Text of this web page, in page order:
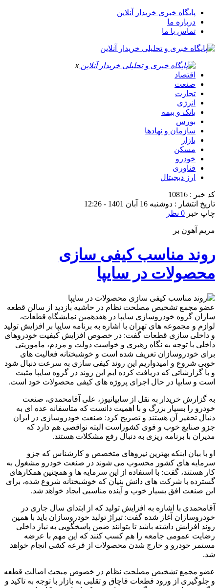
پایگاه خبری خریدار آنلاین
درباره ما
تماس با ما
x
اقتصاد
صنعت
تجارت
انرژی
بانک و بیمه
بورس
سازمان و نهادها
بازار
مسکن
خودرو
فناوری
ارز دیجیتال
کد خبر : 10816
تاریخ انتشار : دوشنبه 16 آبان 1401 - 12:26
چاپ خبر 0 نظر
مریم آهون بر
روند مناسب کیفی سازی
محصولات در سایپا
عضو مجمع تشخیص مصلحت نظام در حاشیه بازدید از سالن قطعه
سازان گروه خودروسازی سایپا در هفدهمین نمایشگاه قطعات،
لوازم و مجموعه های تهران با اشاره به برنامه سایپا بر افزایش تولید
و داخلی سازی قطعات گفت: در خصوص افزایش کیفیت خودروهای
داخلی با توجه به نگاه رهبری و خواست دولت و مردم، ماموریتی
برای خودروسازان تعریف شده است و خوشبختانه فعالیت های
خوبی شروع و امیدواریم این روند کیفی سازی به سرعت دنبال شود
و با گزارشاتی که دریافت کرده ایم این روند در گروه سایپا مثبت
است و سایپا در حال اجرای پروژه های کیفی محصولات خود است.
به گزارش خریدار به نقل از سایپانیوز، علی آقامحمدی، صنعت
خودرو را بسیار بزرگ و با اهمیت دانست که متاسفانه عده ای به
دنبال تحقیر آن هستند و تصریح کرد: صنعت خودروسازی در ایران
جزو صنایع خوب و قوی کشوراست البته نواقصی هم دارد که
مدیران با برنامه ریزی به دنبال رفع مشکلات هستند.
او با بیان اینکه بهترین نیروهای متخصص و کارشناس که جزو
سرمایه های کشور محسوب می شوند در صنعت خودرو مشغول به
کار هستند، گفت: با استفاده از این سرمایه ها و همچنین همکارهای
گسترده با شرکت های دانش بنیان که خوشبختانه شروع شده، برای
این صنعت افق بسیار خوب و آینده مناسبی ایجاد خواهد شد.
آقامحمدی با اشاره به افزایش تولید که از ابتدای سال جاری در
خودروسازان آغاز شده گفت: تیراژ تولید خودروسازان باید با همین
روند افزایش داشته باشد تا بتوانند ضمن پاسخگویی به نیاز داخلی
رضایت عمومی جامعه را هم کسب کنند که این مهم با عرضه
مستمر خودرو و خارج شدن محصولات از قرعه کشی انجام خواهد
شد.
عضو مجمع تشخیص مصلحت نظام در خصوص مبحث اصالت قطعه
و جلوگیری از ورود قطعات قاچاق و تقلبی به بازار با توجه به تاکید و